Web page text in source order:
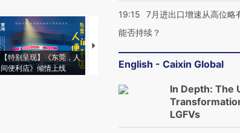
【特别呈现】《东莞，人
间便利店》倾情上线
【推广】走进第四届链博
有意思的生活方
19:15
7月进出口增速从高位略
能否持续？
English - Caixin Global
In Depth: The
LGFVs